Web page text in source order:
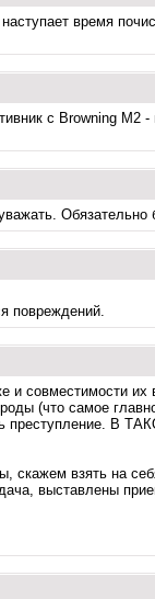
время
с Browning M2 -
Обязательно
повреждений.
и совместимости
(что самое
преступление. В
скажем взять на
выставлены